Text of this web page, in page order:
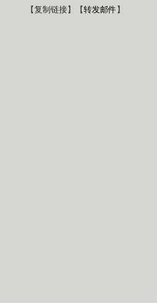
【复制链接】【转发邮件】